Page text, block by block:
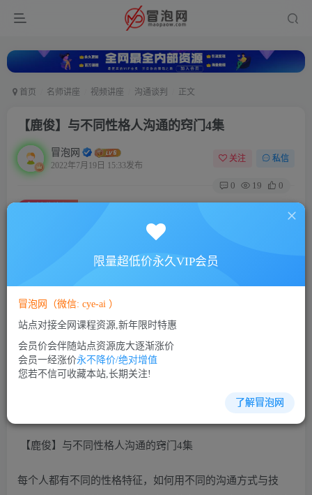
首页 名师讲座 视频讲座 沟通谈判 正文
【鹿俊】与不同性格人沟通的窍门4集
冒泡网
2022年7月19日 15:33发布
关注 私信
0 19 0
【鹿俊】与不同性格人沟通的窍门4集
此内容为付费资源，请付费后查看
5
VIP会员 免费
立即购买
您当前未登录！建议登陆后购买，可保存购买订单
【鹿俊】与不同性格人沟通的窍门4集
每个人都有不同的性格特征，如何用不同的沟通方式与技
限量超低价永久VIP会员
冒泡网（微信: cye-ai ）
站点对接全网课程资源,新年限时特惠
会员价会伴随站点资源庞大逐渐涨价
会员一经涨价永不降价/绝对增值
您若不信可收藏本站,长期关注!
了解冒泡网